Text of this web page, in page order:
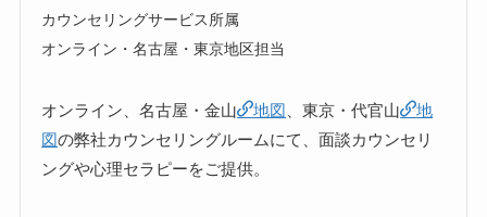
カウンセリングサービス所属
オンライン・名古屋・東京地区担当
オンライン、名古屋・金山 地図 、東京・代官山
地
図の弊社カウンセリングルームにて、面談カウンセリ
ングや心理セラピーをご提供。